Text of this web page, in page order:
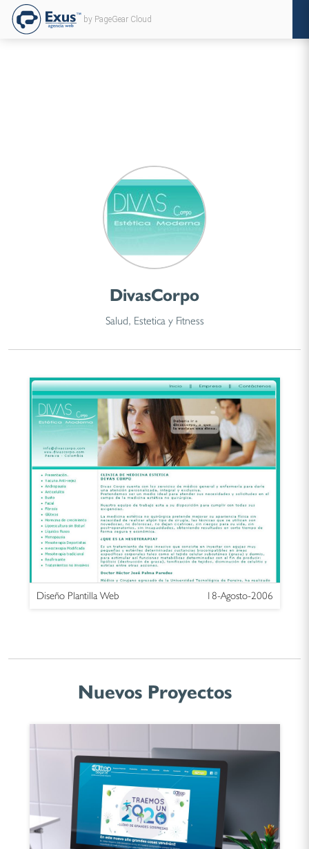
by PageGear Cloud
DivasCorpo
Salud, Estetica y Fitness
Diseño Plantilla Web 18-Agosto-2006
Nuevos Proyectos